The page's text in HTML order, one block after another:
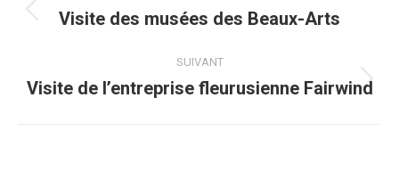
article
Article
:
Visite des musées des Beaux-Arts
SUIVANT
Article
Visite de l’entreprise fleurusienne Fairwind